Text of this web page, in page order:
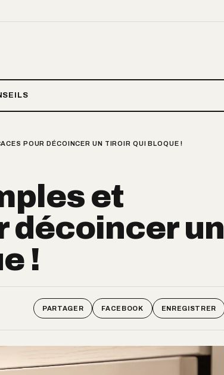
POUR DÉCOINCER UN TIROIR QUI BLOQUE !
et
décoincer un
!
PARTAGER FACEBOOK ENREGISTRER